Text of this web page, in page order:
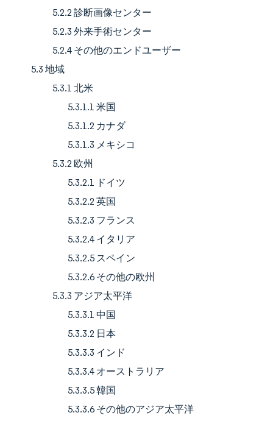
5.2.2 診断画像センター
5.2.3 外来手術センター
5.2.4 その他のエンドユーザー
5.3 地域
5.3.1 北米
5.3.1.1 米国
5.3.1.2 カナダ
5.3.1.3 メキシコ
5.3.2 欧州
5.3.2.1 ドイツ
5.3.2.2 英国
5.3.2.3 フランス
5.3.2.4 イタリア
5.3.2.5 スペイン
5.3.2.6 その他の欧州
5.3.3 アジア太平洋
5.3.3.1 中国
5.3.3.2 日本
5.3.3.3 インド
5.3.3.4 オーストラリア
5.3.3.5 韓国
5.3.3.6 その他のアジア太平洋